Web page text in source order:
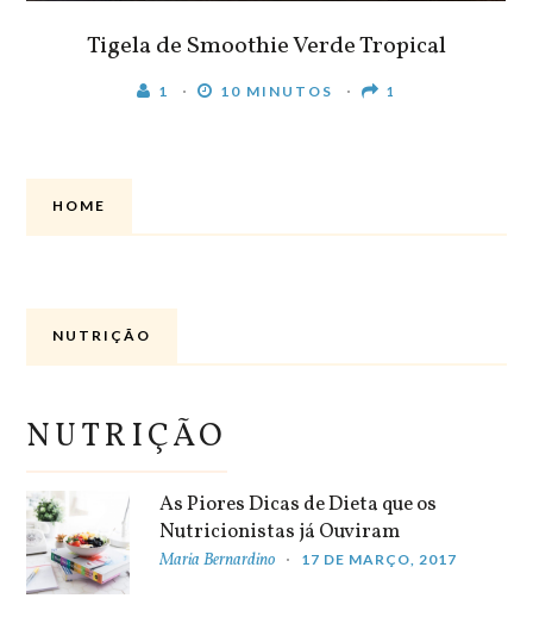
Tigela de Smoothie Verde Tropical
1 10 MINUTOS 1
HOME
NUTRIÇÃO
NUTRIÇÃO
As Piores Dicas de Dieta que os
Nutricionistas já Ouviram
Maria Bernardino 17 DE MARÇO, 2017